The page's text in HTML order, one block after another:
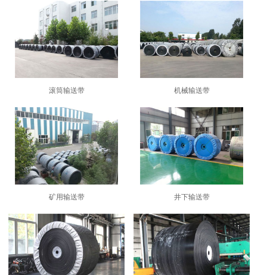
3
滚筒输送带 机械输送带
矿用输送带 井下输送带